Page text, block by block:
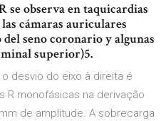
se observa en taquicardias
cámaras auriculares
seno coronario y algunas
superior)5.
desvio do eixo à direita é
R monofásicas na derivação
de amplitude. A sobrecarga